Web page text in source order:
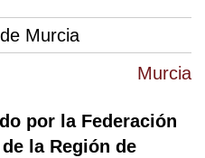
Murcia
Murcia
por la Federación
la Región de